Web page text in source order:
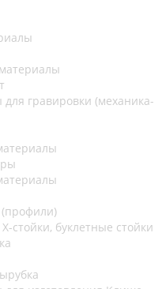
гравировки (механика-
стойки, буклетные стойки